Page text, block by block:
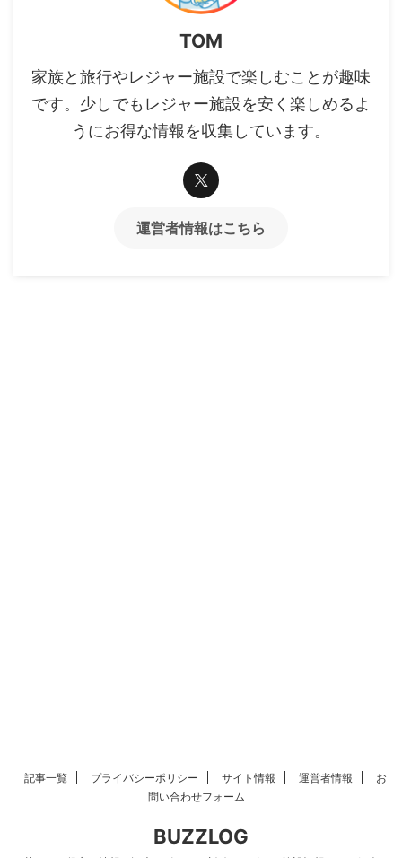
TOM
家族と旅行やレジャー施設で楽しむことが趣味
です。少しでもレジャー施設を安く楽しめるよ
うにお得な情報を収集しています。
運営者情報はこちら
記事一覧 プライバシーポリシー サイト情報 運営者情報
お
問い合わせフォーム
BUZZLOG